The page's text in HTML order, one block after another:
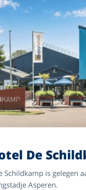
De
Schildkamp is gelegen
Asperen.